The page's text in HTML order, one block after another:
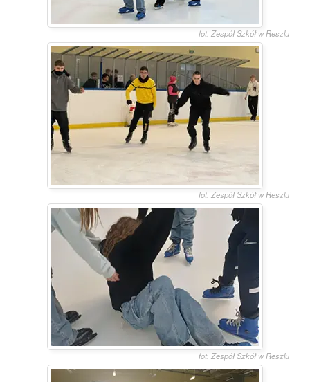
fot. Zespół Szkół w Reszlu
fot. Zespół Szkół w Reszlu
fot. Zespół Szkół w Reszlu